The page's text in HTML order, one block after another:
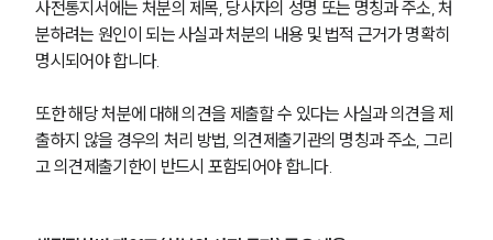
사전통지서에는 처분의 제목, 당사자의 성명 또는 명칭과 주소, 처
분하려는 원인이 되는 사실과 처분의 내용 및 법적 근거가 명확히
명시되어야 합니다.
또한 해당 처분에 대해 의견을 제출할 수 있다는 사실과 의견을 제
출하지 않을 경우의 처리 방법, 의견제출기관의 명칭과 주소, 그리
고 의견제출기한이 반드시 포함되어야 합니다.